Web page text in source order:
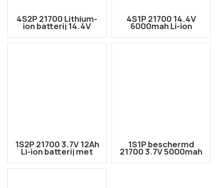
4S2P 21700 Lithium-
ion batterij 14.4V
12AH met
verzameling XT30U-
4S1P 21700 14.4V
6000mah Li-ion
verzameling XT30U-
1S2P 21700 3.7V 12Ah
Li-ion batterij met
verzameling XT30U-
connector
1S1P beschermd
21700 3.7V 5000mah
JST-connector (PCM